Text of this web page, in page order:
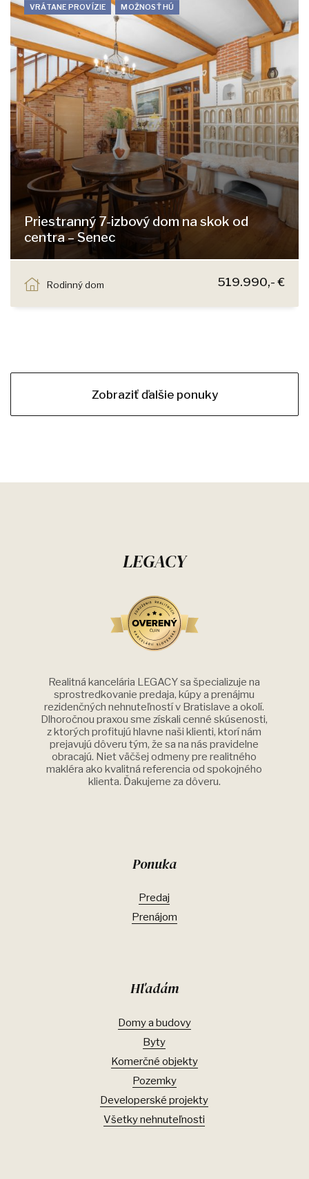
VRÁTANE PROVÍZIE MOŽNOSŤ HÚ
Priestranný 7-izbový dom na skok od
centra – Senec
Rodinný dom
519.990,- €
Zobraziť ďalšie ponuky
LEGACY
Realitná kancelária LEGACY sa špecializuje na
sprostredkovanie predaja, kúpy a prenájmu
rezidenčných nehnuteľností v Bratislave a okolí.
Dlhoročnou praxou sme získali cenné skúsenosti,
z ktorých profitujú hlavne naši klienti, ktorí nám
prejavujú dôveru tým, že sa na nás pravidelne
obracajú. Niet väčšej odmeny pre realitného
makléra ako kvalitná referencia od spokojného
klienta. Ďakujeme za dôveru.
Ponuka
Predaj
Prenájom
Hľadám
Domy a budovy
Byty
Komerčné objekty
Pozemky
Developerské projekty
Všetky nehnuteľnosti